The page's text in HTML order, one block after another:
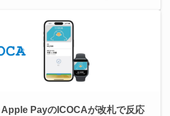
PayのICOCAが改札で反応